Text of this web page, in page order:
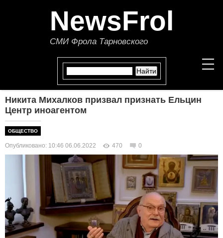
NewsFrol
СМИ Фрола Тарновского
ПОЛИТИКА
ЭКОНОМИКА
В МИРЕ
ОБЩЕСТВО
Никита Михалков призвал признать Ельцин
Центр иноагентом
ОБЩЕСТВО
Опубликовано: 10:46 06.06.2022 470 0